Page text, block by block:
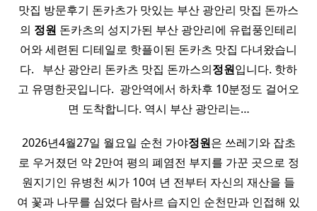
맛집 방문후기 돈카츠가 맛있는 부산 광안리 맛집 돈까스
의 정원 돈카츠의 성지가된 부산 광안리에 유럽풍인테리
어와 세련된 디테일로 핫플이된 돈카츠 맛집 다녀왔습니
다. ​ ​ 부산 광안리 돈카츠 맛집 돈까스의정원입니다. 핫하
고 유명한곳입니다. ​ 광안역에서 하차후 10분정도 걸어오
면 도착합니다. 역시 부산 광안리는…
2026년4월27일 월요일 순천 가야정원은 쓰레기와 잡초
로 우거졌던 약 2만여 평의 폐염전 부지를 가꾼 곳으로 정
원지기인 유병천 씨가 10여 년 전부터 자신의 재산을 들
여 꽃과 나무를 심었다 람사르 습지인 순천만과 인접해 있